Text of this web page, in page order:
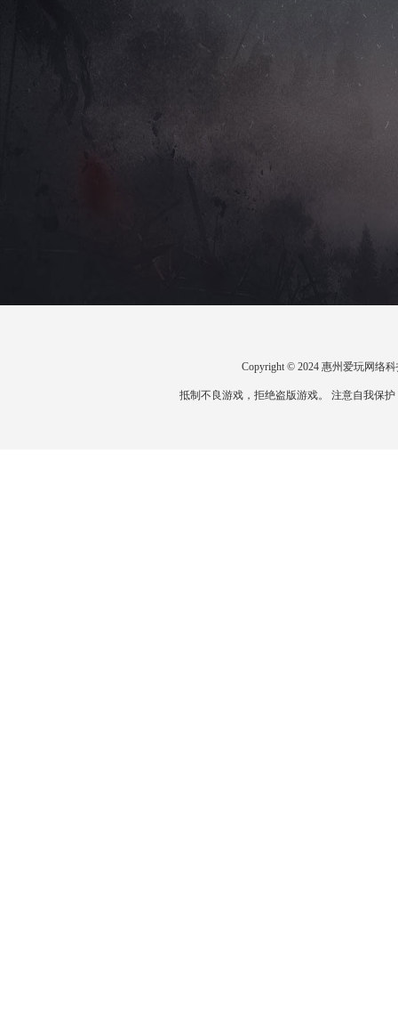
Copyright © 2024 惠州爱玩网络
抵制不良游戏，拒绝盗版游戏。 注意自我保